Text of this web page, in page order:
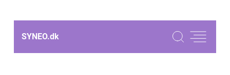
SYNEO.dk